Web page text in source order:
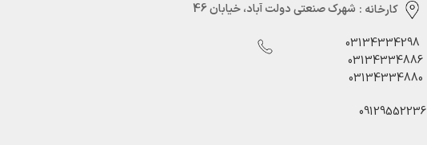
کارخانه : شهرک صنعتی دولت آباد، خیابان 46
03134334298
03134334886
03134334880
09129552236